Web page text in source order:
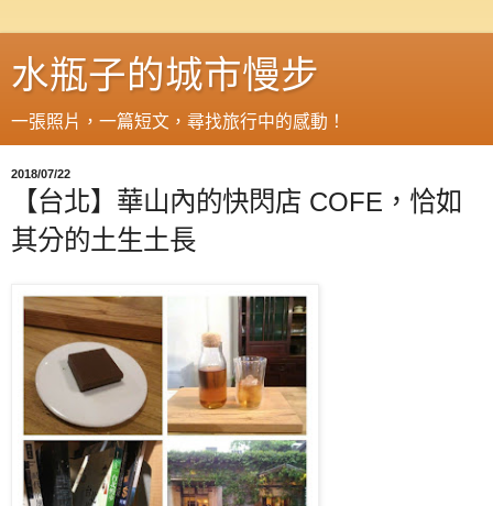
水瓶子的城市慢步
一張照片，一篇短文，尋找旅行中的感動！
2018/07/22
【台北】華山內的快閃店 COFE，恰如
其分的土生土長